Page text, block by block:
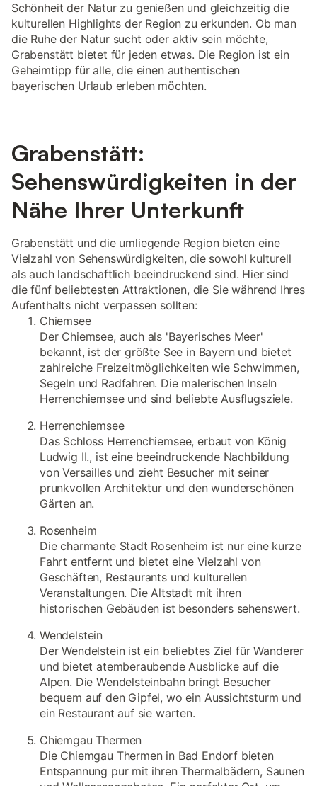
Schönheit der Natur zu genießen und gleichzeitig die
kulturellen Highlights der Region zu erkunden. Ob man
die Ruhe der Natur sucht oder aktiv sein möchte,
Grabenstätt bietet für jeden etwas. Die Region ist ein
Geheimtipp für alle, die einen authentischen
bayerischen Urlaub erleben möchten.
Grabenstätt:
Sehenswürdigkeiten in der
Nähe Ihrer Unterkunft
Grabenstätt und die umliegende Region bieten eine
Vielzahl von Sehenswürdigkeiten, die sowohl kulturell
als auch landschaftlich beeindruckend sind. Hier sind
die fünf beliebtesten Attraktionen, die Sie während Ihres
Aufenthalts nicht verpassen sollten:
Chiemsee
Der Chiemsee, auch als 'Bayerisches Meer'
bekannt, ist der größte See in Bayern und bietet
zahlreiche Freizeitmöglichkeiten wie Schwimmen,
Segeln und Radfahren. Die malerischen Inseln
Herrenchiemsee und sind beliebte Ausflugsziele.
Herrenchiemsee
Das Schloss Herrenchiemsee, erbaut von König
Ludwig II., ist eine beeindruckende Nachbildung
von Versailles und zieht Besucher mit seiner
prunkvollen Architektur und den wunderschönen
Gärten an.
Rosenheim
Die charmante Stadt Rosenheim ist nur eine kurze
Fahrt entfernt und bietet eine Vielzahl von
Geschäften, Restaurants und kulturellen
Veranstaltungen. Die Altstadt mit ihren
historischen Gebäuden ist besonders sehenswert.
Wendelstein
Der Wendelstein ist ein beliebtes Ziel für Wanderer
und bietet atemberaubende Ausblicke auf die
Alpen. Die Wendelsteinbahn bringt Besucher
bequem auf den Gipfel, wo ein Aussichtsturm und
ein Restaurant auf sie warten.
Chiemgau Thermen
Die Chiemgau Thermen in Bad Endorf bieten
Entspannung pur mit ihren Thermalbädern, Saunen